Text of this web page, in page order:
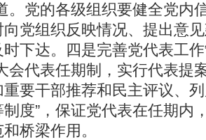
。党的各级组织要健全党内
向党组织反映情况、提出意
下达。四是完善党代表工
会代表任期制，实行代表提
要干部推荐和民主评议、
度”，保证党代表在任期内
桥梁作用。